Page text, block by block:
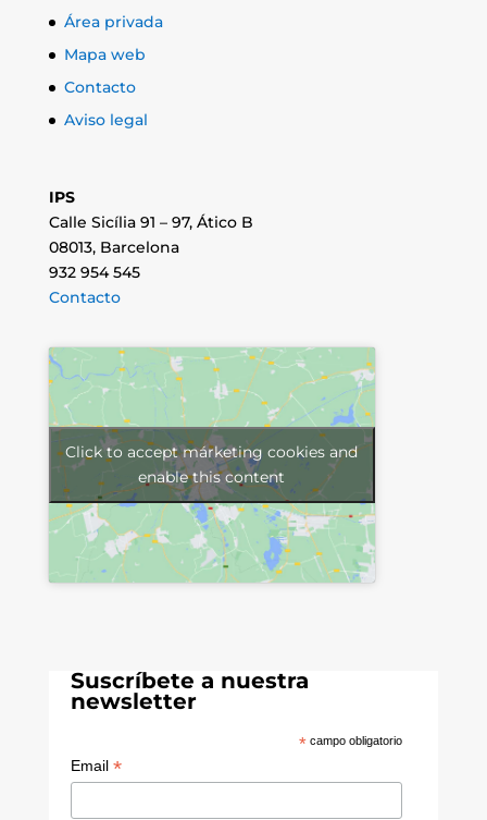
Área privada
Mapa web
Contacto
Aviso legal
IPS
Calle Sicília 91 – 97, Ático B
08013, Barcelona
932 954 545
Contacto
Click to accept márketing cookies and
enable this content
Suscríbete a nuestra
newsletter
* campo obligatorio
Email *